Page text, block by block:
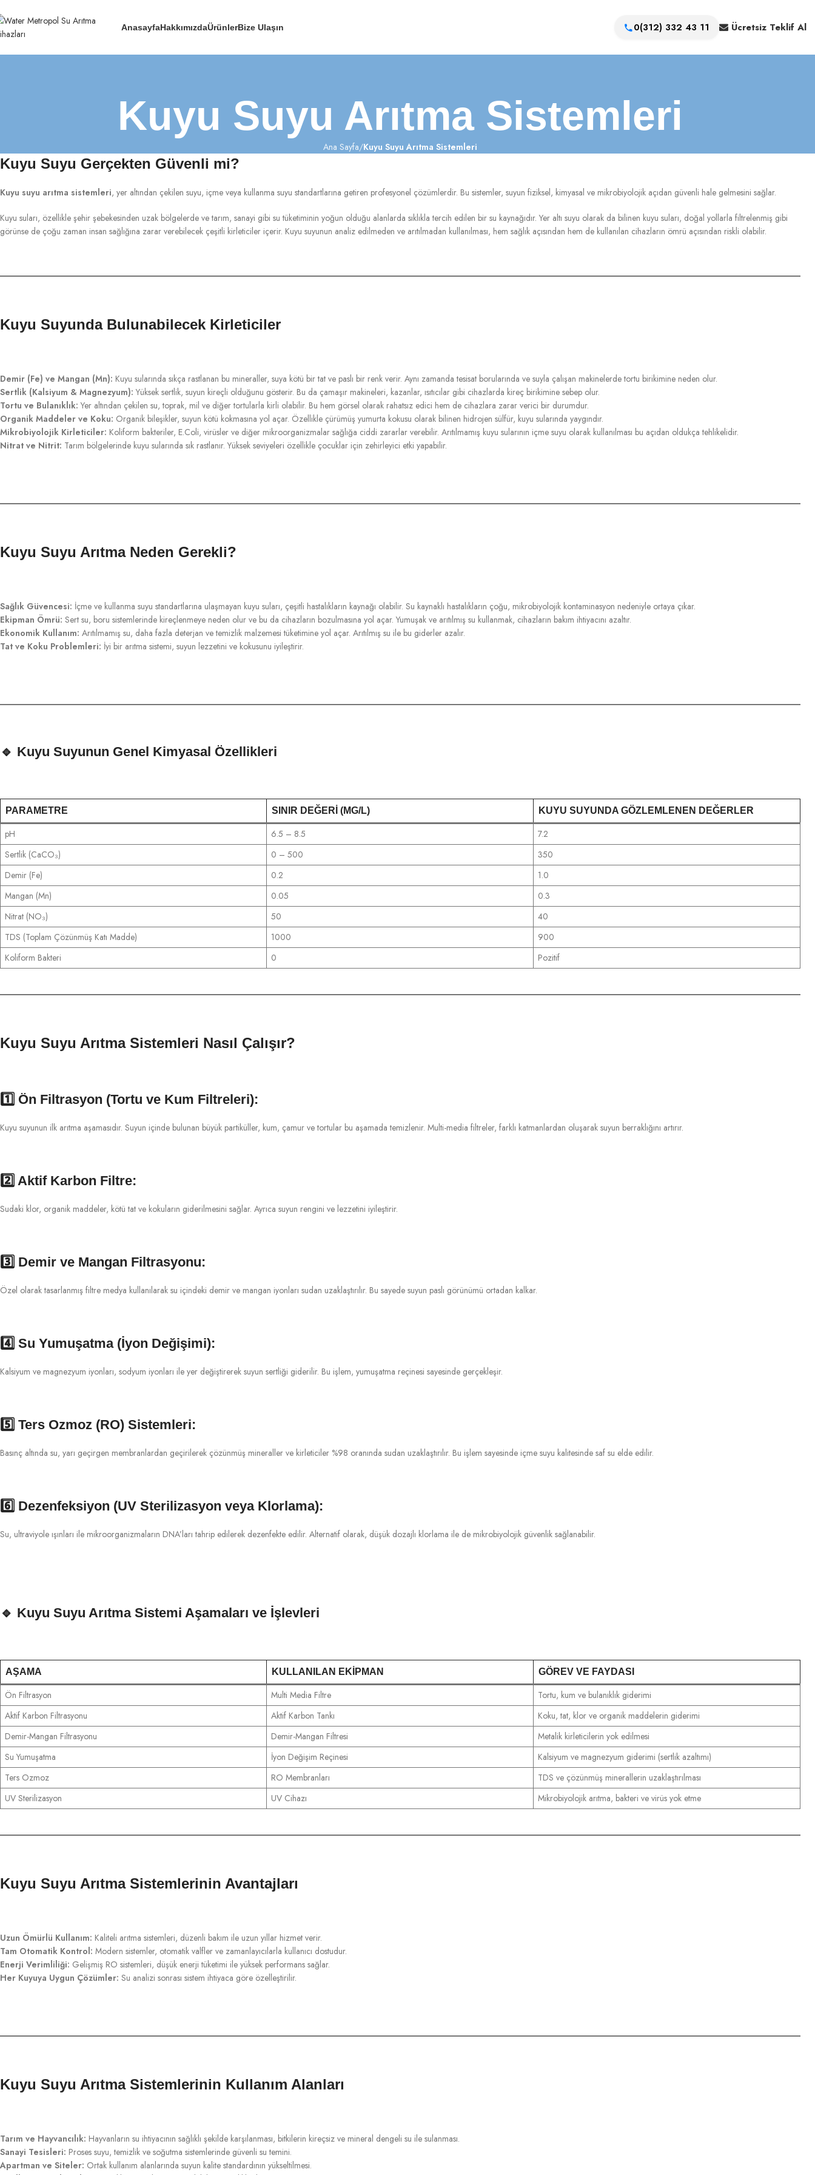
AnasayfaHakkımızdaÜrünlerBize Ulaşın 0(312) 332 43 11 Ücretsiz Teklif Al
Kuyu Suyu Arıtma Sistemleri
Ana Sayfa Kuyu Suyu Arıtma Sistemleri
Kuyu Suyu Gerçekten Güvenli mi?
Kuyu suyu arıtma sistemleri, yer altından çekilen suyu, içme veya kullanma suyu standartlarına getiren profesyonel çözümlerdir. Bu sistemler, suyun fiziksel, kimyasal ve mikrobiyolojik açıdan güvenli hale gelmesini sağlar.
Kuyu suları, özellikle şehir şebekesinden uzak bölgelerde ve tarım, sanayi gibi su tüketiminin yoğun olduğu alanlarda sıklıkla tercih edilen bir su kaynağıdır. Yer altı suyu olarak da bilinen kuyu suları, doğal yollarla filtrelenmiş gibi
görünse de çoğu zaman insan sağlığına zarar verebilecek çeşitli kirleticiler içerir. Kuyu suyunun analiz edilmeden ve arıtılmadan kullanılması, hem sağlık açısından hem de kullanılan cihazların ömrü açısından riskli olabilir.
Kuyu Suyunda Bulunabilecek Kirleticiler
Demir (Fe) ve Mangan (Mn): Kuyu sularında sıkça rastlanan bu mineraller, suya kötü bir tat ve paslı bir renk verir. Aynı zamanda tesisat borularında ve suyla çalışan makinelerde tortu birikimine neden olur.
Sertlik (Kalsiyum & Magnezyum): Yüksek sertlik, suyun kireçli olduğunu gösterir. Bu da çamaşır makineleri, kazanlar, ısıtıcılar gibi cihazlarda kireç birikimine sebep olur.
Tortu ve Bulanıklık: Yer altından çekilen su, toprak, mil ve diğer tortularla kirli olabilir. Bu hem görsel olarak rahatsız edici hem de cihazlara zarar verici bir durumdur.
Organik Maddeler ve Koku: Organik bileşikler, suyun kötü kokmasına yol açar. Özellikle çürümüş yumurta kokusu olarak bilinen hidrojen sülfür, kuyu sularında yaygındır.
Mikrobiyolojik Kirleticiler: Koliform bakteriler, E.Coli, virüsler ve diğer mikroorganizmalar sağlığa ciddi zararlar verebilir. Arıtılmamış kuyu sularının içme suyu olarak kullanılması bu açıdan oldukça tehlikelidir.
Nitrat ve Nitrit: Tarım bölgelerinde kuyu sularında sık rastlanır. Yüksek seviyeleri özellikle çocuklar için zehirleyici etki yapabilir.
Kuyu Suyu Arıtma Neden Gerekli?
Sağlık Güvencesi: İçme ve kullanma suyu standartlarına ulaşmayan kuyu suları, çeşitli hastalıkların kaynağı olabilir. Su kaynaklı hastalıkların çoğu, mikrobiyolojik kontaminasyon nedeniyle ortaya çıkar.
Ekipman Ömrü: Sert su, boru sistemlerinde kireçlenmeye neden olur ve bu da cihazların bozulmasına yol açar. Yumuşak ve arıtılmış su kullanmak, cihazların bakım ihtiyacını azaltır.
Ekonomik Kullanım: Arıtılmamış su, daha fazla deterjan ve temizlik malzemesi tüketimine yol açar. Arıtılmış su ile bu giderler azalır.
Tat ve Koku Problemleri: İyi bir arıtma sistemi, suyun lezzetini ve kokusunu iyileştirir.
🔹 Kuyu Suyunun Genel Kimyasal Özellikleri
PARAMETRE SINIR DEĞERI (MG/L) KUYU SUYUNDA GÖZLEMLENEN DEĞERLER
pH 6.5 – 8.5
7.2
Sertlik (CaCO₃)
0 – 500
350
Demir (Fe)
0.2
1.0
Mangan (Mn)
0.05
0.3
Nitrat (NO₃)
50
40
TDS (Toplam Çözünmüş Katı Madde)
1000
900
Koliform Bakteri
0 Pozitif
Kuyu Suyu Arıtma Sistemleri Nasıl Çalışır?
1️⃣ Ön Filtrasyon (Tortu ve Kum Filtreleri):
Kuyu suyunun ilk arıtma aşamasıdır. Suyun içinde bulunan büyük partiküller, kum, çamur ve tortular bu aşamada temizlenir. Multi-media filtreler, farklı katmanlardan oluşarak suyun berraklığını artırır.
2️⃣ Aktif Karbon Filtre:
Sudaki klor, organik maddeler, kötü tat ve kokuların giderilmesini sağlar. Ayrıca suyun rengini ve lezzetini iyileştirir.
3️⃣ Demir ve Mangan Filtrasyonu:
Özel olarak tasarlanmış filtre medya kullanılarak su içindeki demir ve mangan iyonları sudan uzaklaştırılır. Bu sayede suyun paslı görünümü ortadan kalkar.
4️⃣ Su Yumuşatma (İyon Değişimi):
Kalsiyum ve magnezyum iyonları, sodyum iyonları ile yer değiştirerek suyun sertliği giderilir. Bu işlem, yumuşatma reçinesi sayesinde gerçekleşir.
5️⃣ Ters Ozmoz (RO) Sistemleri:
Basınç altında su, yarı geçirgen membranlardan geçirilerek çözünmüş mineraller ve kirleticiler %98 oranında sudan uzaklaştırılır. Bu işlem sayesinde içme suyu kalitesinde saf su elde edilir.
6️⃣ Dezenfeksiyon (UV Sterilizasyon veya Klorlama):
Su, ultraviyole ışınları ile mikroorganizmaların DNA’ları tahrip edilerek dezenfekte edilir. Alternatif olarak, düşük dozajlı klorlama ile de mikrobiyolojik güvenlik sağlanabilir.
🔹 Kuyu Suyu Arıtma Sistemi Aşamaları ve İşlevleri
AŞAMA KULLANILAN EKIPMAN GÖREV VE FAYDASI
Ön Filtrasyon Multi Media Filtre
Tortu, kum ve bulanıklık giderimi
Aktif Karbon Filtrasyonu
Aktif Karbon Tankı
Koku, tat, klor ve organik maddelerin giderimi
Demir-Mangan Filtrasyonu
Demir-Mangan Filtresi
Metalik kirleticilerin yok edilmesi
Su Yumuşatma
İyon Değişim Reçinesi
Kalsiyum ve magnezyum giderimi (sertlik azaltımı)
Ters Ozmoz
RO Membranları
TDS ve çözünmüş minerallerin uzaklaştırılması
UV Sterilizasyon
UV Cihazı Mikrobiyolojik arıtma, bakteri ve virüs yok etme
Kuyu Suyu Arıtma Sistemlerinin Avantajları
Uzun Ömürlü Kullanım: Kaliteli arıtma sistemleri, düzenli bakım ile uzun yıllar hizmet verir.
Tam Otomatik Kontrol: Modern sistemler, otomatik valfler ve zamanlayıcılarla kullanıcı dostudur.
Enerji Verimliliği: Gelişmiş RO sistemleri, düşük enerji tüketimi ile yüksek performans sağlar.
Her Kuyuya Uygun Çözümler: Su analizi sonrası sistem ihtiyaca göre özelleştirilir.
Kuyu Suyu Arıtma Sistemlerinin Kullanım Alanları
Tarım ve Hayvancılık: Hayvanların su ihtiyacının sağlıklı şekilde karşılanması, bitkilerin kireçsiz ve mineral dengeli su ile sulanması.
Sanayi Tesisleri: Proses suyu, temizlik ve soğutma sistemlerinde güvenli su temini.
Apartman ve Siteler: Ortak kullanım alanlarında suyun kalite standardının yükseltilmesi.